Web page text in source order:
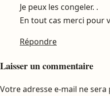
Je peux les congeler. .
En tout cas merci pour
Répondre
Laisser un commentaire
Votre adresse e-mail ne sera